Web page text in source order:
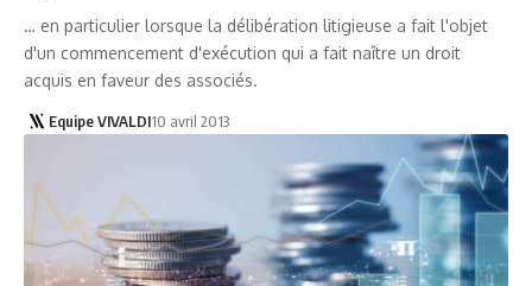
… en particulier lorsque la délibération litigieuse a fait l'objet
d'un commencement d'exécution qui a fait naître un droit
acquis en faveur des associés.
Equipe VIVALDI10 avril 2013